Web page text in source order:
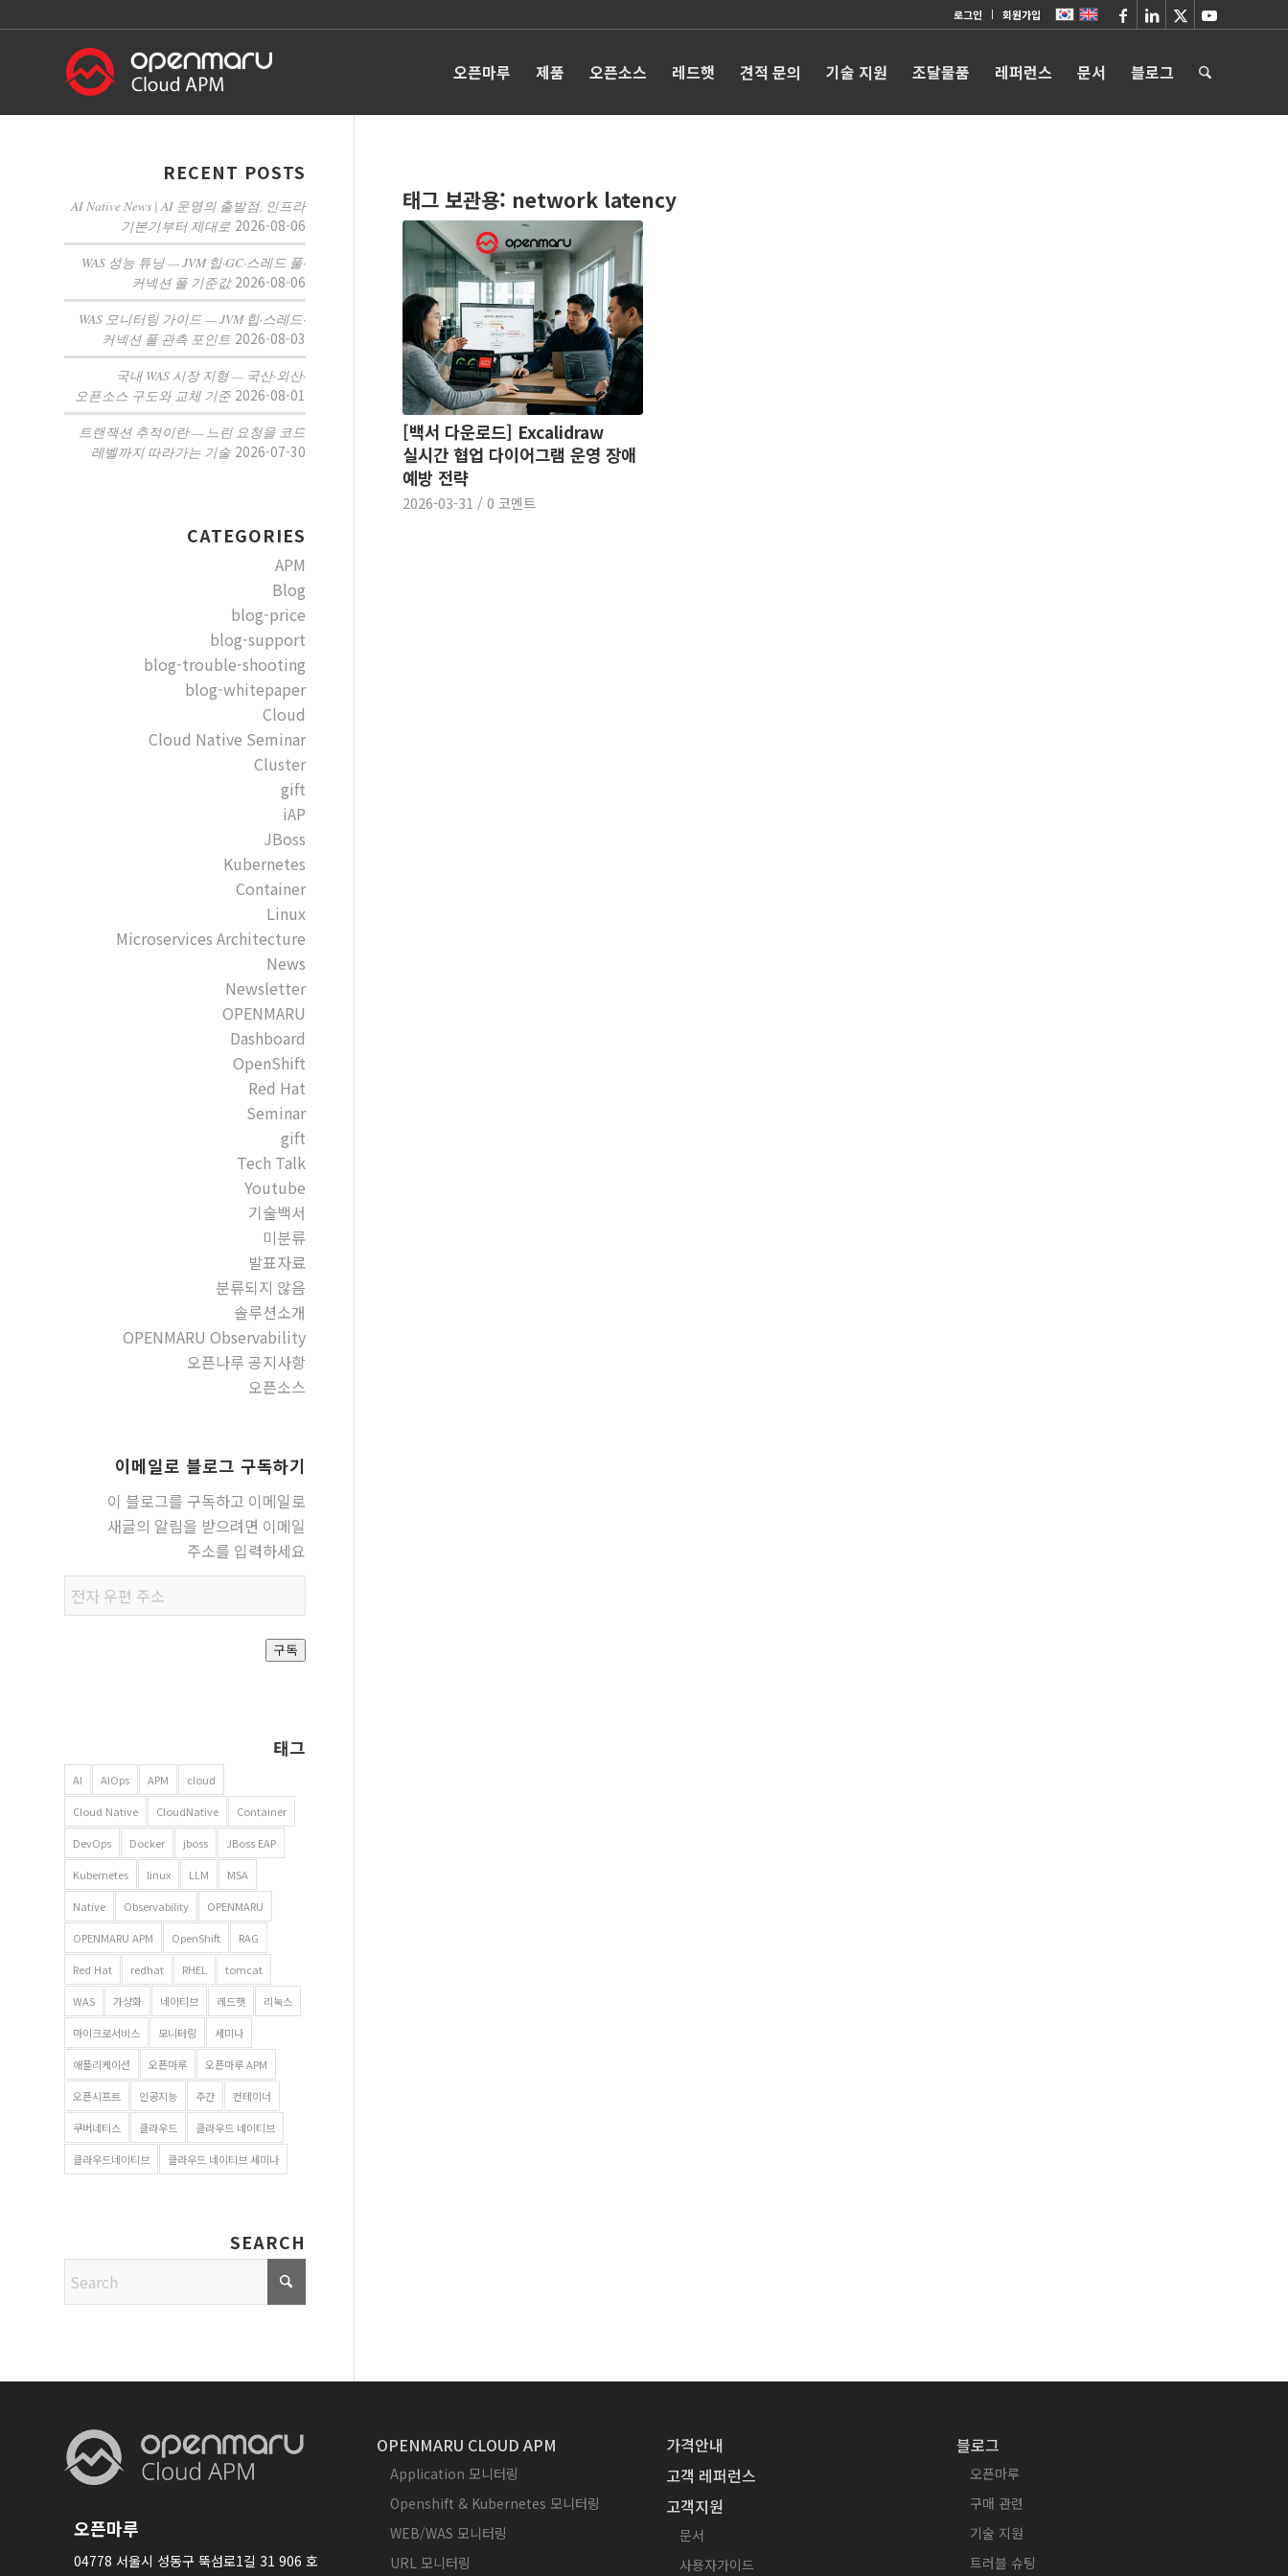
로그인 회원가입
오픈마루 제품 오픈소스 레드햇 견적 문의 기술 지원 조달물품 레퍼런스 문서 블로그
태그 보관용: network latency
[백서 다운로드] Excalidraw
실시간 협업 다이어그램 운영 장애
예방 전략
2026-03-31 / 0 코멘트
RECENT POSTS
AI Native News | AI 운영의 출발점, 인프라
기본기부터 제대로 2026-08-06
WAS 성능 튜닝 — JVM 힙·GC·스레드 풀·
커넥션 풀 기준값 2026-08-06
WAS 모니터링 가이드 — JVM 힙·스레드·
커넥션 풀 관측 포인트 2026-08-03
국내 WAS 시장 지형 — 국산·외산·
오픈소스 구도와 교체 기준 2026-08-01
트랜잭션 추적이란 — 느린 요청을 코드
레벨까지 따라가는 기술 2026-07-30
CATEGORIES
APM
Blog
blog-price
blog-support
blog-trouble-shooting
blog-whitepaper
Cloud
Cloud Native Seminar
Cluster
gift
iAP
JBoss
Kubernetes
Container
Linux
Microservices Architecture
News
Newsletter
OPENMARU
Dashboard
OpenShift
Red Hat
Seminar
gift
Tech Talk
Youtube
기술백서
미분류
발표자료
분류되지 않음
솔루션소개
OPENMARU Observability
오픈나루 공지사항
오픈소스
이메일로 블로그 구독하기
이 블로그를 구독하고 이메일로
새글의 알림을 받으려면 이메일
주소를 입력하세요
우편
주소
구독
태그
AI AIOps APM cloud
Cloud Native CloudNative Container
DevOps Docker jboss JBoss EAP
Kubernetes linux LLM MSA
Native Observability OPENMARU
OPENMARU APM OpenShift RAG
Red Hat redhat RHEL tomcat
WAS 가상화 네이티브 레드햇 리눅스
마이크로서비스 모니터링 세미나
애플리케이션 오픈마루 오픈마루 APM
오픈시프트 인공지능 주간 컨테이너
쿠버네티스 클라우드 클라우드 네이티브
클라우드네이티브 클라우드 네이티브 세미나
SEARCH
오픈마루
04778 서울시 성동구 뚝섬로1길 31 906 호
OPENMARU CLOUD APM
Application 모니터링
Openshift & Kubernetes 모니터링
WEB/WAS 모니터링
URL 모니터링
가격안내
고객 레퍼런스
고객지원
문서
사용자가이드
블로그
오픈마루
구매 관련
기술 지원
트러블 슈팅